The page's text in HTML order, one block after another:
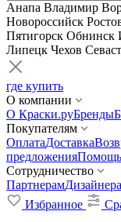
Анапа Владимир
Новороссийск
Пятигорск Обнинск
Липецк Чехов
где купить
О компании
О Краски.руБренды
Покупателям
ОплатаДоставка
предложенияПомощь
Сотрудничество
Партнерам
Избранное